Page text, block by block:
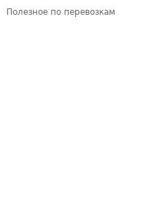
Полезное по перевозкам